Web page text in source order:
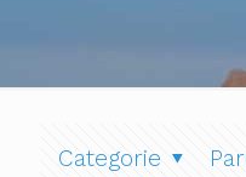
Categorie